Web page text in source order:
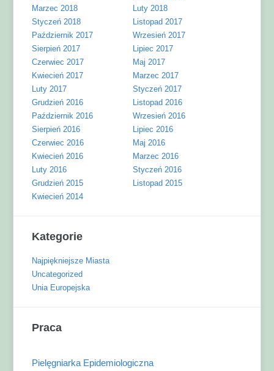
Marzec 2018
Luty 2018
Styczeń 2018
Listopad 2017
Październik 2017
Wrzesień 2017
Sierpień 2017
Lipiec 2017
Czerwiec 2017
Maj 2017
Kwiecień 2017
Marzec 2017
Luty 2017
Styczeń 2017
Grudzień 2016
Listopad 2016
Październik 2016
Wrzesień 2016
Sierpień 2016
Lipiec 2016
Czerwiec 2016
Maj 2016
Kwiecień 2016
Marzec 2016
Luty 2016
Styczeń 2016
Grudzień 2015
Listopad 2015
Kwiecień 2014
Kategorie
Najpiękniejsze Miasta
Uncategorized
Unia Europejska
Praca
Pielęgniarka Epidemiologiczna